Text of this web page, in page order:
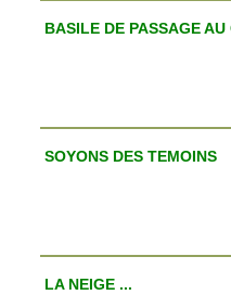
BASILE DE PASSAGE AU
SOYONS DES TEMOINS
LA NEIGE ...